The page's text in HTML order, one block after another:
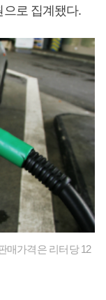
으로 집계됐다.
매가격은 리터당 12